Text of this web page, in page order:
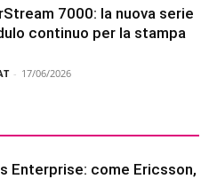
7000: la nuova serie
continuo per la stampa
- 17/06/2026
Enterprise: come Ericsson,